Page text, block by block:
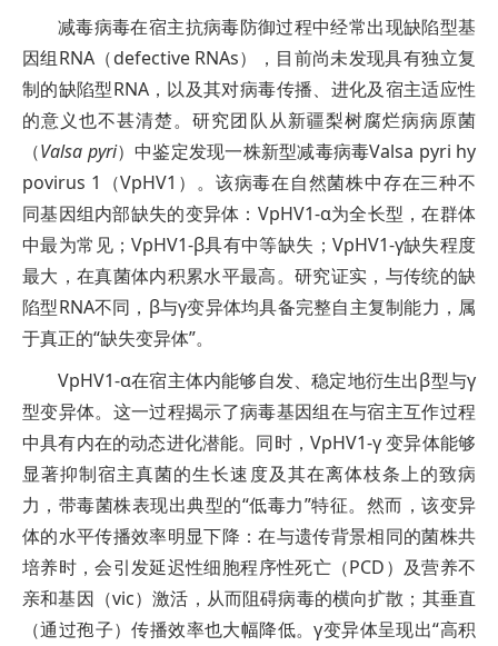
减毒病毒在宿主抗病毒防御过程中经常出现缺陷型基
因组RNA（defective RNAs），目前尚未发现具有独立复
制的缺陷型RNA，以及其对病毒传播、进化及宿主适应性
的意义也不甚清楚。研究团队从新疆梨树腐烂病病原菌
（Valsa pyri）中鉴定发现一株新型减毒病毒Valsa pyri hy
povirus 1（VpHV1）。该病毒在自然菌株中存在三种不
同基因组内部缺失的变异体：VpHV1-α为全长型，在群体
中最为常见；VpHV1-β具有中等缺失；VpHV1-γ缺失程度
最大，在真菌体内积累水平最高。研究证实，与传统的缺
陷型RNA不同，β与γ变异体均具备完整自主复制能力，属
于真正的“缺失变异体”。
VpHV1-α在宿主体内能够自发、稳定地衍生出β型与γ
型变异体。这一过程揭示了病毒基因组在与宿主互作过程
中具有内在的动态进化潜能。同时，VpHV1-γ 变异体能够
显著抑制宿主真菌的生长速度及其在离体枝条上的致病
力，带毒菌株表现出典型的“低毒力”特征。然而，该变异
体的水平传播效率明显下降：在与遗传背景相同的菌株共
培养时，会引发延迟性细胞程序性死亡（PCD）及营养不
亲和基因（vic）激活，从而阻碍病毒的横向扩散；其垂直
（通过孢子）传播效率也大幅降低。γ变异体呈现出“高积